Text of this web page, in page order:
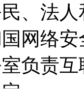
、法
国网络
负责